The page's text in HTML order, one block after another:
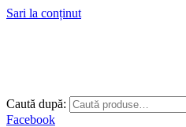
Sari la conținut
Caută după:
Facebook